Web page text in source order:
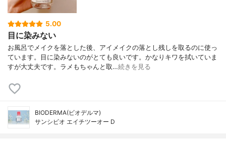
5.00
目に染みない
お風呂でメイクを落とした後、アイメイクの落とし残しを取るのに使っ
ています。目に染みないのがとても良いです。かなりキワを拭いていま
すが大丈夫です。ラメもちゃんと取…続きを見る
BIODERMA(ビオデルマ)
サンシビオ エイチツーオー D